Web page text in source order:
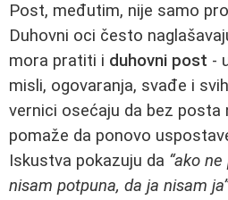
Post, međutim, nije samo
Duhovni oci često
mora pratiti i duhovni post -
misli, ogovaranja, svađe i
vernici osećaju da bez posta
pomaže da ponovo
Iskustva pokazuju da “ako
nisam potpuna, da ja nisam